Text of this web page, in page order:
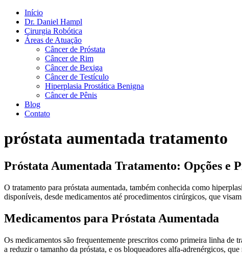
Início
Dr. Daniel Hampl
Cirurgia Robótica
Áreas de Atuação
Câncer de Próstata
Câncer de Rim
Câncer de Bexiga
Câncer de Testículo
Hiperplasia Prostática Benigna
Câncer de Pênis
Blog
Contato
próstata aumentada tratamento
Próstata Aumentada Tratamento: Opções e
O tratamento para próstata aumentada, também conhecida como
disponíveis, desde medicamentos até procedimentos cirúrgicos, que
Medicamentos para Próstata Aumentada
Os medicamentos são frequentemente prescritos como primeira linha de
a reduzir o tamanho da próstata, e os bloqueadores alfa-adrenérgicos,